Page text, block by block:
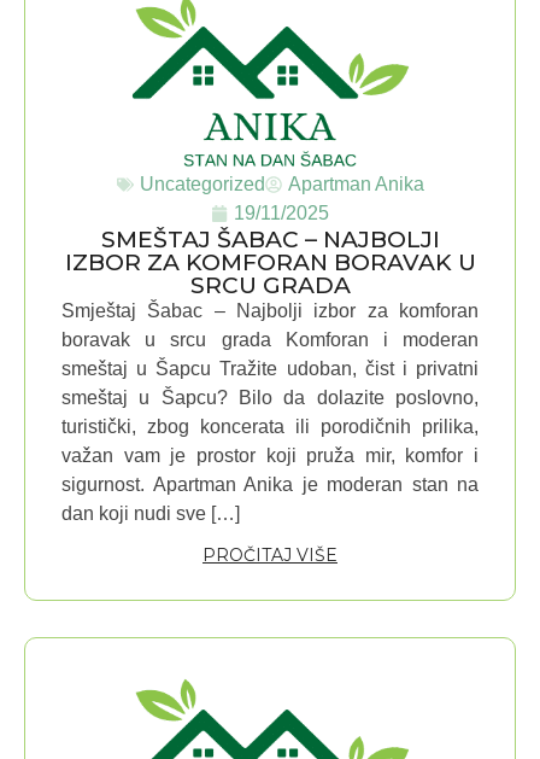
Uncategorized
Apartman Anika
19/11/2025
SMEŠTAJ ŠABAC – NAJBOLJI
IZBOR ZA KOMFORAN BORAVAK U
SRCU GRADA
Smještaj Šabac – Najbolji izbor za komforan
boravak u srcu grada Komforan i moderan
smeštaj u Šapcu Tražite udoban, čist i privatni
smeštaj u Šapcu? Bilo da dolazite poslovno,
turistički, zbog koncerata ili porodičnih prilika,
važan vam je prostor koji pruža mir, komfor i
sigurnost. Apartman Anika je moderan stan na
dan koji nudi sve […]
PROČITAJ VIŠE